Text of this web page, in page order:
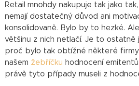
Retail mnohdy nakupuje tak jako
nemají dostatečný důvod ani
konsolidovaně. Bylo by to hezké.
většinu z nich netlačí. Je to ostatně
proč bylo tak obtížné některé
našem žebříčku hodnocení
právě tyto případy museli z